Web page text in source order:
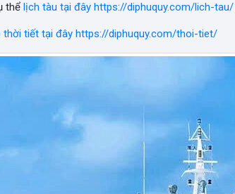
thể lịch tàu tại đây https://diphuquy.com/lich-tau/
thời tiết tại đây https://diphuquy.com/thoi-tiet/